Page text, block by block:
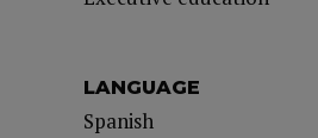
LANGUAGE
Spanish